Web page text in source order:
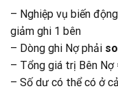
– Nghiệp vụ biến
giảm ghi 1 bên
– Dòng ghi Nợ phải
– Tổng giá trị Bên Nợ
– Số dư có thể có ở